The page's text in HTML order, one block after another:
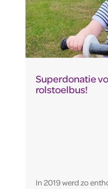
Superdonatie
rolstoelbus!
In 2019 werd zo